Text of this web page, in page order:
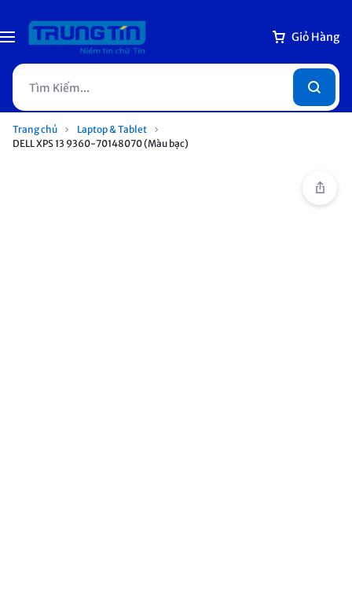
Giỏ Hàng
Trang chủ
Laptop & Tablet
DELL XPS 13 9360-70148070 (Màu bạc)